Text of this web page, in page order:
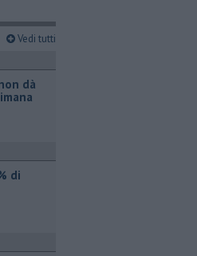
Vedi tutti
dà
di